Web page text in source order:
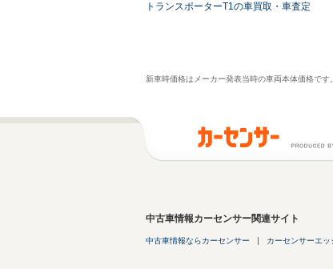
トランスポーターT1の車買取・車査定
新車時価格はメーカー発表当時の車両本体価格で
中古車情報カーセンサー関連サイト
中古車情報ならカーセンサー カーセンサーエッ